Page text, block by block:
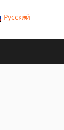
Русский